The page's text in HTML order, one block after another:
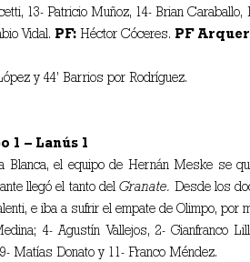
13- Patricio Muñoz, 14- Brian Caraballo,
Vidal. PF: Héctor Cóceres. PF
y 44’ Barrios por Rodríguez.
1 – Lanús 1
Blanca, el equipo de Hernán Meske se
llegó el tanto del Granate. Desde los
e iba a sufrir el empate de Olimpo,
4- Agustín Vallejos, 2- Gianfranco
Matías Donato y 11- Franco Méndez.